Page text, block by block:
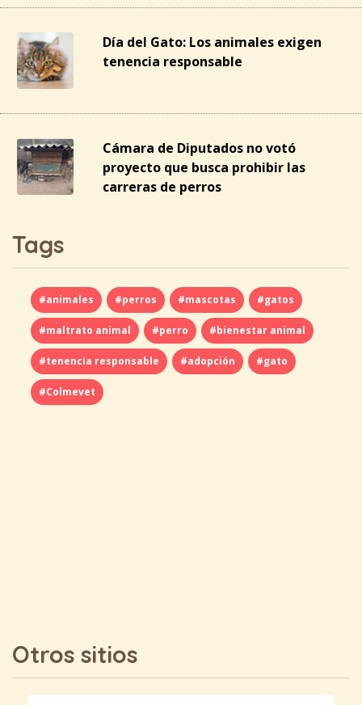
Día del Gato: Los animales exigen
tenencia responsable
Cámara de Diputados no votó
proyecto que busca prohibir las
carreras de perros
Tags
#animales #perros #mascotas #gatos
#maltrato animal #perro #bienestar animal
#tenencia responsable #adopción #gato
#Colmevet
Otros sitios